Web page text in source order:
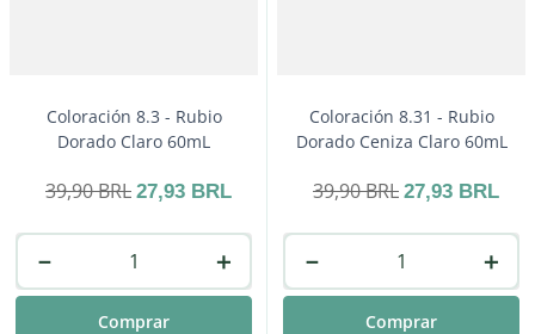
Coloración 8.3 - Rubio
Dorado Claro 60mL
39,90BRL 27,93 BRL
＋
－
Comprar
Coloración 8.31 - Rubio
Dorado Ceniza Claro 60mL
39,90BRL 27,93 BRL
＋
－
Comprar